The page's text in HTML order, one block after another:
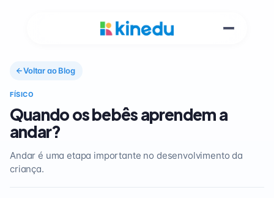
Voltar ao Blog
FÍSICO
Quando os bebês aprendem a
andar?
Andar é uma etapa importante no desenvolvimento da
criança.